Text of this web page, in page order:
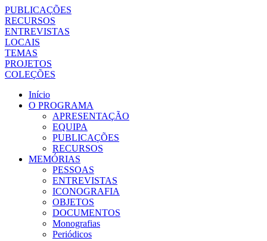
PUBLICAÇÕES
RECURSOS
ENTREVISTAS
LOCAIS
TEMAS
PROJETOS
COLEÇÕES
Início
O PROGRAMA
APRESENTAÇÃO
EQUIPA
PUBLICAÇÕES
RECURSOS
MEMÓRIAS
PESSOAS
ENTREVISTAS
ICONOGRAFIA
OBJETOS
DOCUMENTOS
Monografias
Periódicos